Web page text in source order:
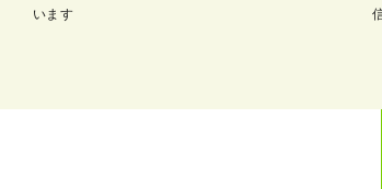
います